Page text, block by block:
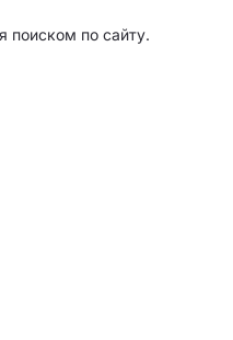
поиском по сайту.